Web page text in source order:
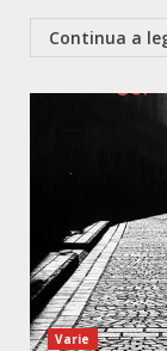
Continua a
Varie